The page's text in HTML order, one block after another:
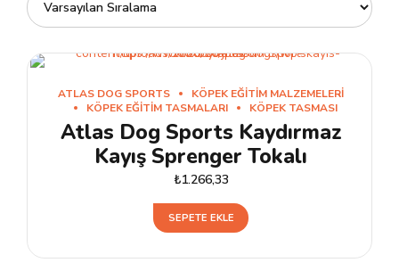
ATLAS DOG SPORTS
KÖPEK EĞITIM MALZEMELERI
KÖPEK EĞITIM TASMALARI
KÖPEK TASMASI
Atlas Dog Sports Kaydırmaz
Kayış Sprenger Tokalı
₺1.266,33
SEPETE EKLE